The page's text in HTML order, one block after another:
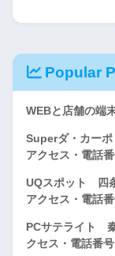
Popular
WEBと店舗の端
Superダ・カー
アクセス・電話
UQスポット 四
アクセス・電話
PCサテライト
クセス・電話番号